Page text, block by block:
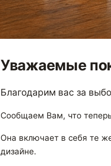
Уважаемые
Благодарим вас за
Сообщаем Вам, что
Она включает в себя те
дизайне.